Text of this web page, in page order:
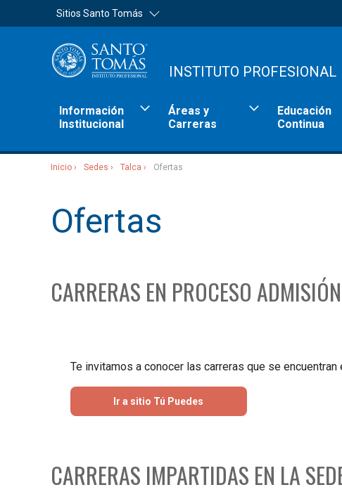
Sitios Santo Tomás
INSTITUTO PROFESIONAL
Información
Institucional
Áreas y
Carreras
Educación
Continua
Inicio Sedes Talca Ofertas
Ofertas
CARRERAS EN PROCESO ADMISIÓN
Te invitamos a conocer las carreras que se
Ir a sitio Tú Puedes
CARRERAS IMPARTIDAS EN LA